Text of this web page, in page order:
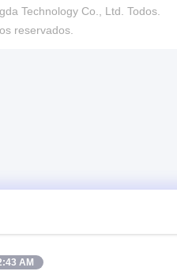
Technology Co., Ltd. Todos.
reservados.
AM